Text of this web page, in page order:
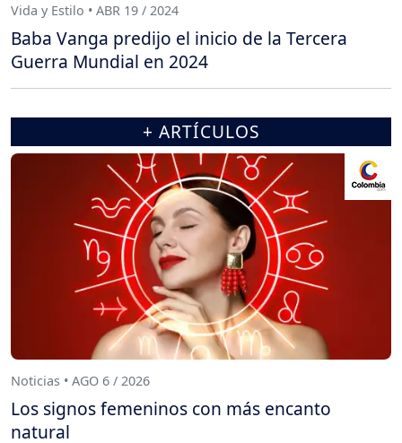
Vida y Estilo • ABR 19 / 2024
Baba Vanga predijo el inicio de la Tercera
Guerra Mundial en 2024
+ ARTÍCULOS
Noticias • AGO 6 / 2026
Los signos femeninos con más encanto
natural